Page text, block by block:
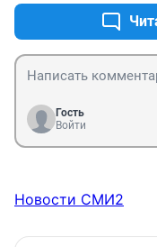
Гость
Войти
Новости СМИ2